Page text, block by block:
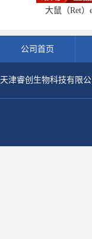
大鼠（Ret）
公司首页
天津睿创生物科技有限公